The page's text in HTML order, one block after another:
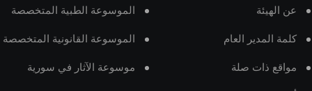
عن الهيئة
كلمة المدير العام
مواقع ذات صلة
الموسوعة الطبية المتخصصة
الموسوعة القانونية المتخصصة
موسوعة الآثار في سورية